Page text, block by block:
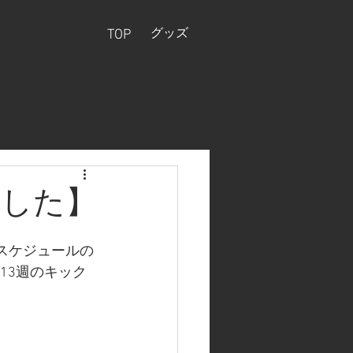
TOP グッズ
た】
ケジュールの
週のキック